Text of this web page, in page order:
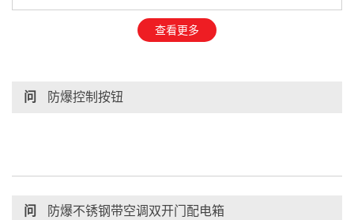
查看更多
问 防爆控制按钮
问 防爆不锈钢带空调双开门配电箱